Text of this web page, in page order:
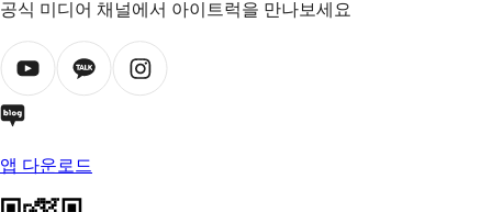
공식 미디어 채널에서 아이트럭을 만나보세요
앱 다운로드